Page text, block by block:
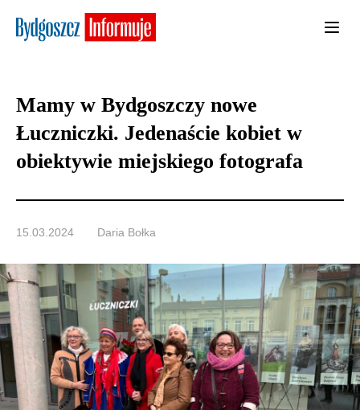
Mamy w Bydgoszczy nowe
Łuczniczki. Jedenaście kobiet w
obiektywie miejskiego fotografa
15.03.2024 Daria Bołka